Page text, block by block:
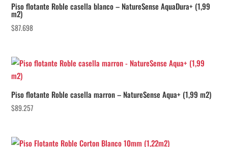
Piso flotante Roble casella blanco – NatureSense AquaDura+ (1,99
m2)
$87.698
Piso flotante Roble casella marron – NatureSense Aqua+ (1,99 m2)
$89.257